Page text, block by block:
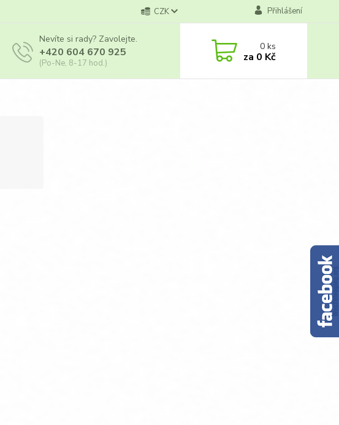
CZK Přihlášení
Nevíte si rady? Zavolejte.
+420 604 670 925
(Po-Ne, 8-17 hod.)
0ks
za 0 Kč